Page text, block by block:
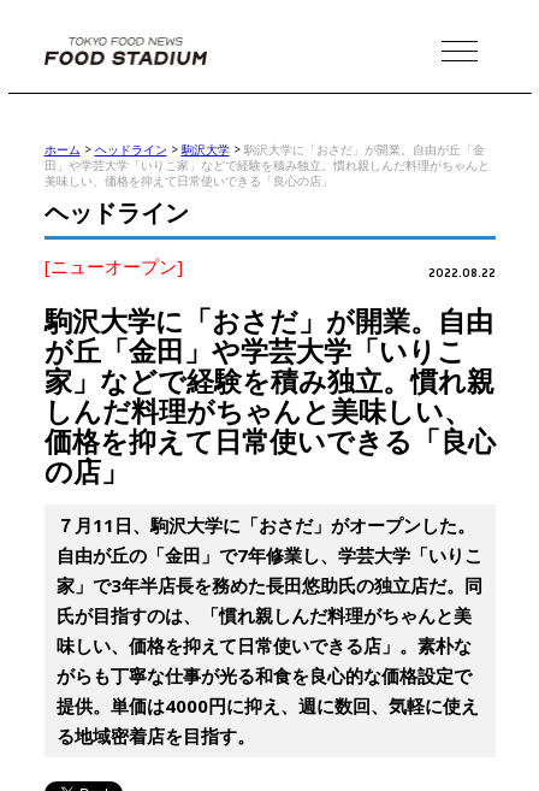
MENU
ホーム > ヘッドライン >駒沢大学> 駒沢大学に「おさだ」が開業。自由が丘「金
田」や学芸大学「いりこ家」などで経験を積み独立。慣れ親しんだ料理がちゃんと
美味しい、価格を抑えて日常使いできる「良心の店」
ヘッドライン
[ニューオープン] 2022.08.22
駒沢大学に「おさだ」が開業。自由
が丘「金田」や学芸大学「いりこ
家」などで経験を積み独立。慣れ親
しんだ料理がちゃんと美味しい、
価格を抑えて日常使いできる「良心
の店」
７月11日、駒沢大学に「おさだ」がオープンした。
自由が丘の「金田」で7年修業し、学芸大学「いりこ
家」で3年半店長を務めた長田悠助氏の独立店だ。同
氏が目指すのは、「慣れ親しんだ料理がちゃんと美
味しい、価格を抑えて日常使いできる店」。素朴な
がらも丁寧な仕事が光る和食を良心的な価格設定で
提供。単価は4000円に抑え、週に数回、気軽に使え
る地域密着店を目指す。